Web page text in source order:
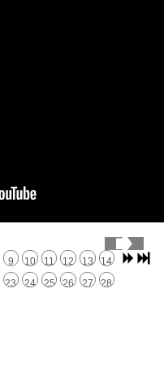
9 10 11 12 13 14
23 24 25 26 27 28